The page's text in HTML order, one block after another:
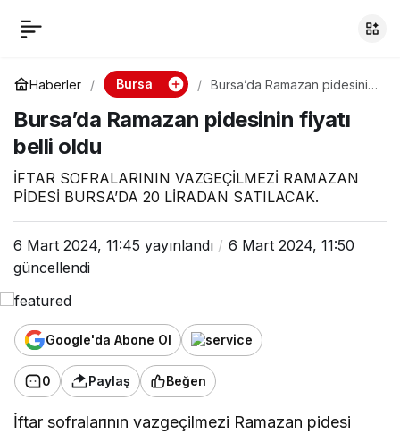
Haberler Bursa
Bursa’da Ramazan pidesinin
Bursa’da Ramazan pidesinin fiyatı
belli oldu
İFTAR SOFRALARININ VAZGEÇİLMEZİ RAMAZAN
PİDESİ BURSA’DA 20 LİRADAN SATILACAK.
6 Mart 2024, 11:45 yayınlandı
6 Mart 2024, 11:50
güncellendi
Google'da Abone Ol
0 Paylaş Beğen
İftar sofralarının vazgeçilmezi Ramazan pidesi
Bursa’da Ramazan
pidesinin fiyatı belli
oldu